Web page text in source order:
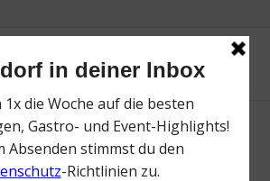
| Die besten Tipps für Ostern